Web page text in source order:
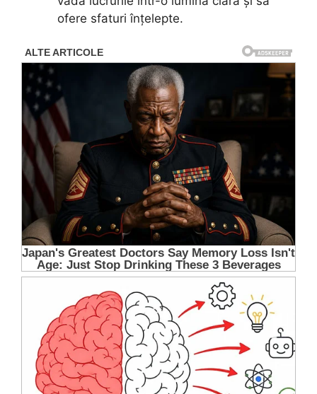
ofere sfaturi înțelepte.